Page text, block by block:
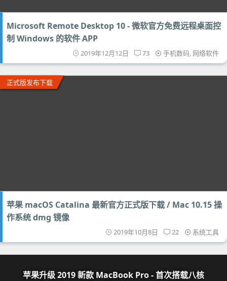
Microsoft Remote Desktop 10 - 微软官方免费远程桌面控
制 Windows 的软件 APP
2019年12月12日 73 手机数码, 网络软件
正式版发布下载
苹果 macOS Catalina 最新官方正式版下载 / Mac 10.15 操
作系统 dmg 镜像
2019年10月8日 22 系统工具
苹果升级 2019 新款 MacBook Pro - 首次搭载八核